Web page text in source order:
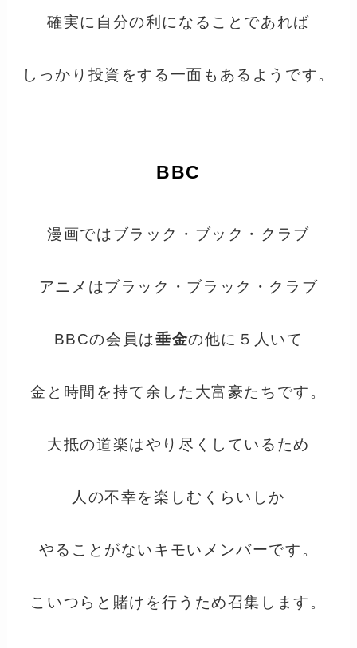
確実に自分の利になることであれば
しっかり投資をする一面もあるようです。
BBC
漫画ではブラック・ブック・クラブ
アニメはブラック・ブラック・クラブ
BBCの会員は垂金の他に５人いて
金と時間を持て余した大富豪たちです。
大抵の道楽はやり尽くしているため
人の不幸を楽しむくらいしか
やることがないキモいメンバーです。
こいつらと賭けを行うため召集します。